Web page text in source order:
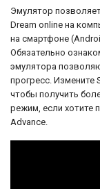
Эмулятор
Dream online на
на смартфоне
Обязательно
эмулятора
прогресс. Измените
чтобы получить
режим, если хотите
Advance.